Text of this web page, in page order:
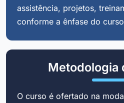
assistência, projetos,
conforme a ênfase do
Metodologia
O curso é ofertado na